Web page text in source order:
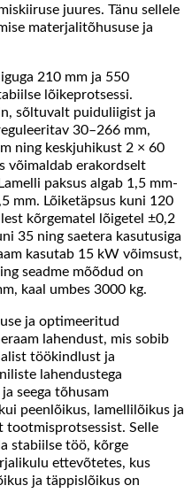
juures. Tänu sellele
materjalitõhususe ja
210 mm ja 550
lõikeprotsessi.
sõltuvalt puiduliigist ja
30–266 mm,
ning keskjuhikust 2 × 60
võimaldab erakordselt
paksus algab 1,5 mm-
mm. Lõiketäpsus kuni 120
kõrgematel lõigetel ±0,2
35 ning saetera kasutusiga
kasutab 15 kW võimsust,
seadme mõõdud on
kaal umbes 3000 kg.
ja optimeeritud
lahendust, mis sobib
töökindlust ja
lahendustega
seega tõhusam
peenlõikus, lamellilõikus ja
tootmisprotsessist. Selle
stabiilse töö, kõrge
ettevõtetes, kus
ja täppislõikus on